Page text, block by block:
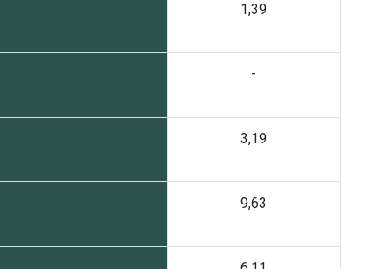
1,39
-
3,19
9,63